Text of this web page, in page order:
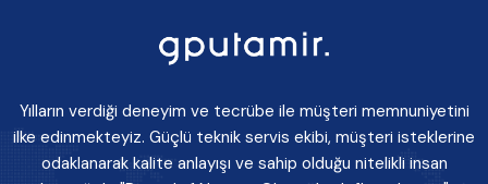
Yılların verdiği deneyim ve tecrübe ile müşteri memnuniyetini
ilke edinmekteyiz. Güçlü teknik servis ekibi, müşteri isteklerine
odaklanarak kalite anlayışı ve sahip olduğu nitelikli insan